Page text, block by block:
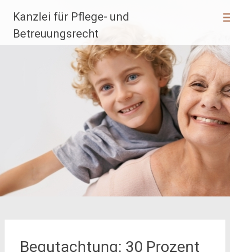
Inhalt
springen
Kanzlei für Pflege- und
Betreuungsrecht
Begutachtung: 30 Prozent